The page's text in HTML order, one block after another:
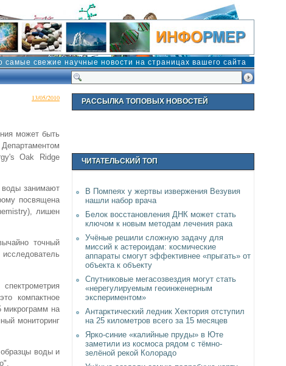
самые свежие научные новости на страницах вашего сайта
13/05/2010
может быть
Департаментом
Oak Ridge
воды занимают
посвящена
лишен
точный
компактное
микрограмм на
мониторинг
воды и
РАССЫЛКА ТОПОВЫХ НОВОСТЕЙ
ЧИТАТЕЛЬСКИЙ ТОП
В Помпеях у жертвы извержения Везувия
нашли набор врача
Белок восстановления ДНК может стать
ключом к новым методам лечения рака
Учёные решили сложную задачу для
миссий к астероидам: космические
аппараты смогут эффективнее «прыгать» от
объекта к объекту
Спутниковые мегасозвездия могут стать
«нерегулируемым геоинженерным
экспериментом»
Антарктический ледник Хектория отступил
на 25 километров всего за 15 месяцев
Ярко-синие «калийные пруды» в Юте
заметили из космоса рядом с тёмно-
зелёной рекой Колорадо